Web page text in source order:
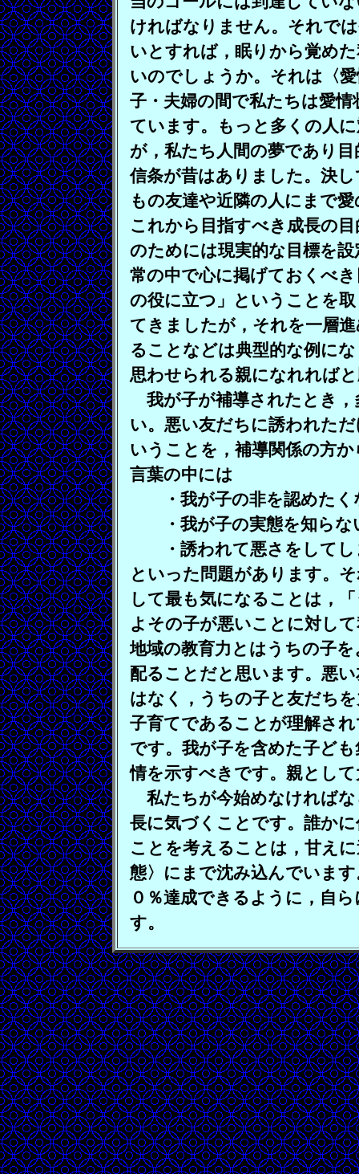
ければなりません。それで
いとすれば，眠りから覚め
いのでしょうか。それは〈
子・夫婦の間で私たちは愛
ています。もっと多くの人
が，私たち人間の夢であり
信条が昔はありました。決
もの友達や近隣の人にまで
これから目指すべき成長の
のためには現実的な目標を
常の中で心に掲げておくべ
の役に立つ」ということを
てきましたが，それを一層
ることなどは典型的な例に
思わせられる親になれれば
我が子が補導されたとき，
い。悪い友だちに誘われた
いうことを，補導関係の方
言葉の中には
・我が子の非を認めたく
・我が子の実態を知らな
・誘われて悪さをしてし
といった問題があります。
して最も気になることは，
よその子が悪いことに対し
地域の教育力とはうちの子
配ることだと思います。悪
はなく，うちの子と友だち
子育てであることが理解さ
です。我が子を含めた子ど
情を示すべきです。親とし
私たちが今始めなければ
長に気づくことです。誰か
ことを考えることは，甘え
態〉にまで沈み込んでいま
０％達成できるように，自
す。